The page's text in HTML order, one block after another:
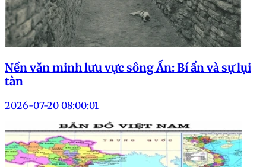
Nền văn minh lưu vực sông Ấn: Bí ẩn và sự lụi
tàn
2026-07-20 08:00:01